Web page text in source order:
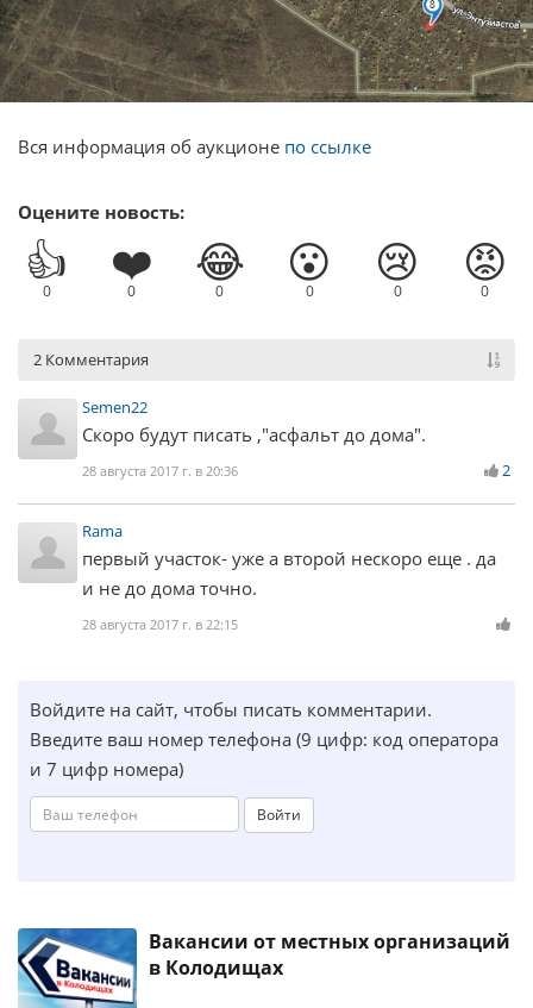
Вся информация об аукционе по ссылке
Оцените новость:
👍
0
❤️
0
😂
0
😮
0
😢
0
😡
0
2 Комментария
Semen22
Скоро будут писать ,"асфальт до дома".
28 августа 2017 г. в 20:36 2
Rama
первый участок- уже а второй нескоро еще . да
и не до дома точно.
28 августа 2017 г. в 22:15
Войдите на сайт, чтобы писать комментарии.
Введите ваш номер телефона (9 цифр: код оператора
и 7 цифр номера)
Войти
Вакансии от местных организаций
в Колодищах